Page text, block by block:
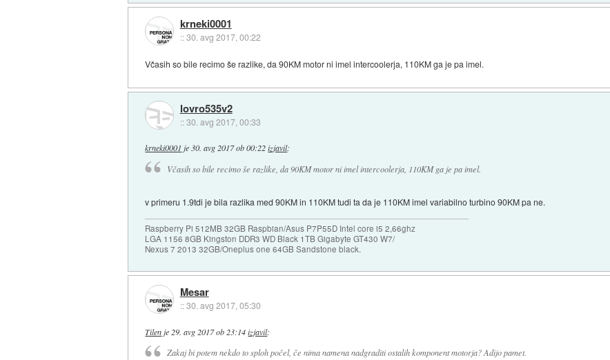
krneki0001
::30. avg 2017, 00:22
Včasih so bile recimo še razlike, da 90KM motor ni imel intercoolerja, 110KM ga je pa imel.
lovro535v2
::30. avg 2017, 00:33
krneki0001 je30. avg 2017 ob 00:22 izjavil:
Včasih so bile recimo še razlike, da 90KM motor ni imel intercoolerja, 110KM ga je pa imel.
v primeru 1.9tdi je bila razlika med 90KM in 110KM tudi ta da je 110KM imel variabilno turbino 90KM pa ne.
Raspberry Pi 512MB 32GB Raspbian/Asus P7P55D Intel core i5 2,66ghz
LGA 1156 8GB Kingston DDR3 WD Black 1TB Gigabyte GT430 W7/
Nexus 7 2013 32GB/Oneplus one 64GB Sandstone black.
Mesar
::30. avg 2017, 05:30
Tilen je 29. avg 2017 ob 23:14 izjavil:
Zakaj bi potem nekdo to sploh počel, če nima namena nadgraditi ostalih komponent motorja? Adijo pamet.